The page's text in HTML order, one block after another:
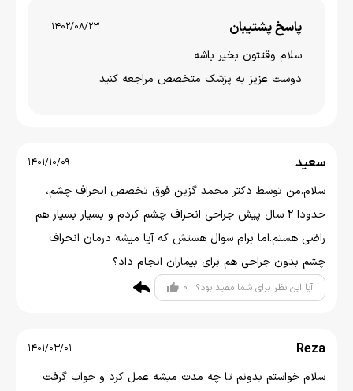
پاسخ پشتیبان 1402/08/23
سلام وقتتون بخیر باشه
دوست عزیز به پزشک متخصص مراجعه کنید
سعید 1401/10/09
سلام.من توسط دکتر محمد گزین فوق تخصص انحراف چشم،
حدودا 2 سال پیش جراحی انحراف چشم کردم و بسیار بسیار هم
راضی هستم.اما برام سوال هستش که آیا میشه درمان انحراف
چشم بدون جراحی هم برای بیماران انجام داد؟
آیا این نظر برای شما مفید بود؟ 0
Reza
1401/03/01
سلام خواستم بدونم تا چه مدت میشه عمل کرد و جواب گرفت